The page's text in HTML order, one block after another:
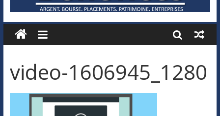
video-1606945_1280